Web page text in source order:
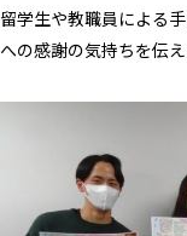
留学生や教職員による
への感謝の気持ちを伝え